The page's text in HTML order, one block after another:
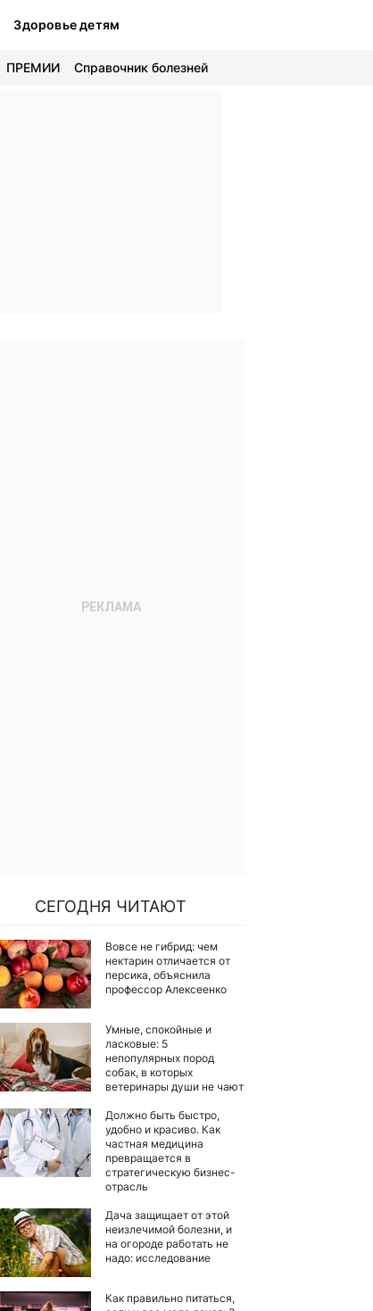
Здоровье детям
ПРЕМИИ Справочник болезней
СЕГОДНЯ ЧИТАЮТ
Вовсе не гибрид: чем
нектарин отличается от
персика, объяснила
профессор Алексеенко
Умные, спокойные и
ласковые: 5
непопулярных пород
собак, в которых
ветеринары души не чают
Должно быть быстро,
удобно и красиво. Как
частная медицина
превращается в
стратегическую бизнес-
отрасль
Дача защищает от этой
неизлечимой болезни, и
на огороде работать не
надо: исследование
Как правильно питаться,